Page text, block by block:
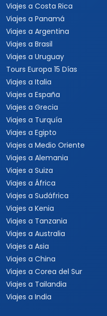
Viajes al Caribe
Viajes a Cuba
Viajes a Punta Cana
Viajes a Jamaica
Viajes a Rep. Dominicana
Viajes a Centroamérica
Viajes a Costa Rica
Viajes a Panamá
Viajes a Argentina
Viajes a Brasil
Viajes a Uruguay
Tours Europa 15 Días
Viajes a Italia
Viajes a España
Viajes a Grecia
Viajes a Turquía
Viajes a Egipto
Viajes a Medio Oriente
Viajes a Alemania
Viajes a Suiza
Viajes a África
Viajes a Sudáfrica
Viajes a Kenia
Viajes a Tanzania